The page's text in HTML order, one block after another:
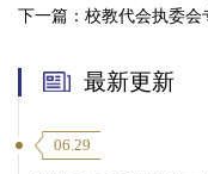
下一篇： 校教代会执委会
最新更新
06.29